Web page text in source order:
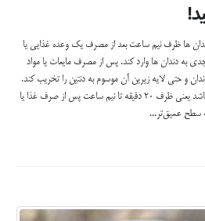
ها ظرف نیم ساعت بعد از مصرف یک وعده غذایی یا
به دندان ها وارد کند. پس از مصرف مایعات یا مواد
و حتی لایه زیرین آن موسوم به دنتین را تخریب کند.
اگر زمان مسواک زدن دندان ها مناسب نباشد یعنی ظرف 20 دقیقه تا نیم ساعت پس از صرف غذا یا
سطح عمیق‌تر...